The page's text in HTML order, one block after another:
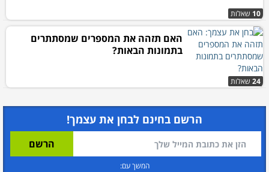
10 שאלות
24 שאלות
האם תזהה את המספרים שמסתתרים
בתמונות הבאות?
הרשם בחינם לבחן את עצמך!
המשך עם: